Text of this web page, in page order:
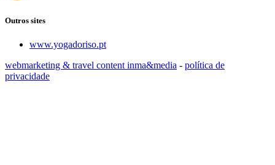
Outros sites
www.yogadoriso.pt
webmarketing & travel content inma&media - política de
privacidade